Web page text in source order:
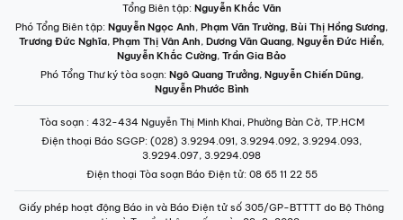
Tổng Biên tập: Nguyễn Khắc Văn
Phó Tổng Biên tập: Nguyễn Ngọc Anh, Phạm Văn Trường, Bùi Thị Hồng Sương,
Trương Đức Nghĩa, Phạm Thị Vân Anh, Dương Văn Quang, Nguyễn Đức Hiển,
Nguyễn Khắc Cường, Trần Gia Bảo
Phó Tổng Thư ký tòa soạn: Ngô Quang Trưởng, Nguyễn Chiến Dũng,
Nguyễn Phước Bình
Tòa soạn : 432-434 Nguyễn Thị Minh Khai, Phường Bàn Cờ, TP.HCM
Điện thoại Báo SGGP: (028) 3.9294.091, 3.9294.092, 3.9294.093,
3.9294.097, 3.9294.098
Điện thoại Tòa soạn Báo Điện tử: 08 65 11 22 55
Giấy phép hoạt động Báo in và Báo Điện tử số 305/GP-BTTTT do Bộ Thông